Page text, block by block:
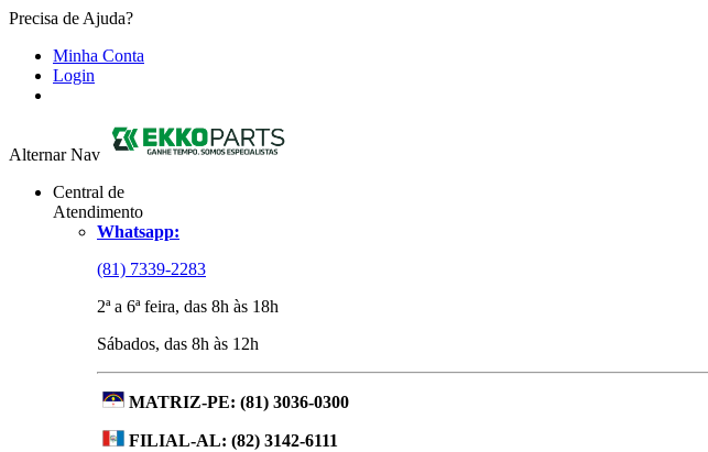
Precisa de Ajuda?
Minha Conta
Login
Alternar Nav
Central de
Atendimento
Whatsapp:
(81) 7339-2283
2ª a 6ª feira, das 8h às 18h
Sábados, das 8h às 12h
MATRIZ-PE: (81) 3036-0300
FILIAL-AL: (82) 3142-6111